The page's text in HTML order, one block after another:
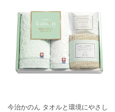
今治かのん タオルと環境にやさし